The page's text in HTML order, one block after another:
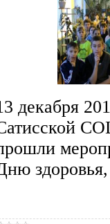
декабря